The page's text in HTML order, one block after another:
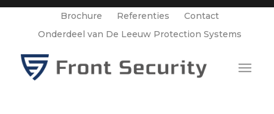
Brochure Referenties
Contact
Onderdeel van De Leeuw Protection Systems